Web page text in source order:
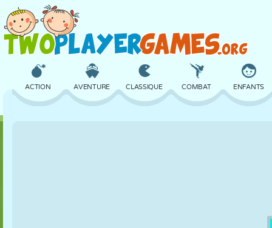
ACTION AVENTURE CLASSIQUE COMBAT ENFANTS